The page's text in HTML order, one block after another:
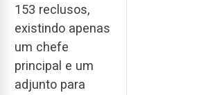
153 reclusos,
existindo apenas
um chefe
principal e um
adjunto para